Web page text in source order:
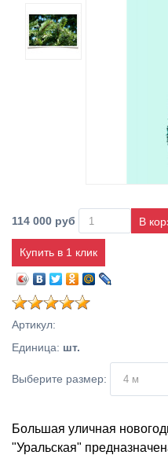
114 000 руб
Купить в 1 клик
Артикул:
Единица: шт.
Выберите размер:
Большая уличная
"Уральская"